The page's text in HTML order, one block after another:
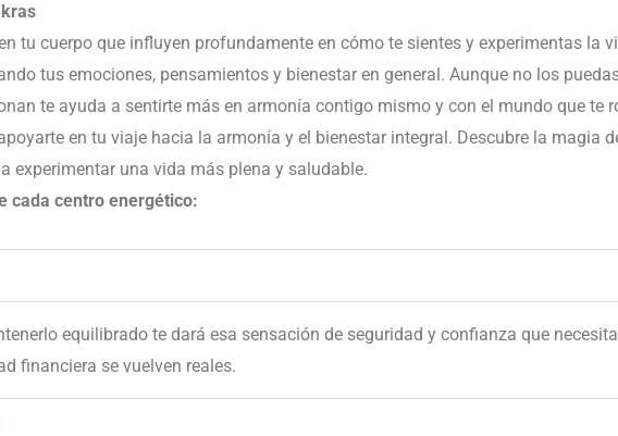
tu cuerpo que influyen profundamente en cómo te sientes y experimentas la
tus emociones, pensamientos y bienestar en general. Aunque no los
te ayuda a sentirte más en armonía contigo mismo y con el mundo que te
en tu viaje hacia la armonía y el bienestar integral. Descubre la magia
experimentar una vida más plena y saludable.
cada centro energético:
equilibrado te dará esa sensación de seguridad y confianza que
financiera se vuelven reales.